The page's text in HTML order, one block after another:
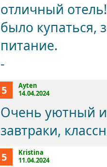
отличный
было купаться,
питание.
-
5
Ayten
14.04.2024
Очень уютный и
завтраки,
5
Kristina
11.04.2024